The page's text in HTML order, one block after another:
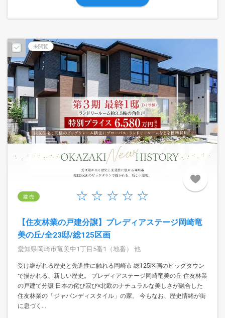
未閲覧
建 売
【住友林業の戸建分譲】プレディアステージ岡崎竜
美の丘/全23邸/総125区画
愛知県岡崎市竜美中1丁目5番1（地番） 他
受け継がれる歴史と先進性に触れる岡崎市 総125区画のビッグタウン
で描かれる、新しい歴史。 プレディアステージ岡崎竜美の丘 住友林業
の戸建て分譲 日本の侘び寂び×北欧のナチュラルな美しさが融合した
住友林業の「ジャパンディスタイル」の家。 今もなお、歴史情緒が街
に息づく...